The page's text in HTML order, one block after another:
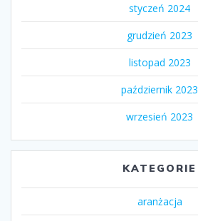
styczeń 2024
grudzień 2023
listopad 2023
październik 2023
wrzesień 2023
KATEGORIE
aranżacja